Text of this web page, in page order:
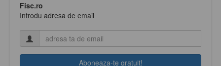
Fisc.ro
Introdu adresa de email